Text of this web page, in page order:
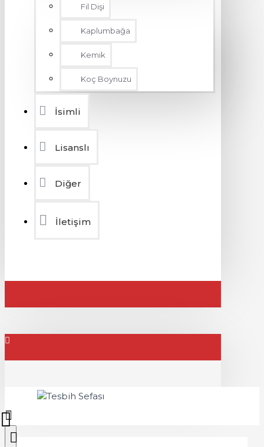
Fil Dişi
Kaplumbağa
Kemik
Koç Boynuzu
İsimli
Lisanslı
Diğer
İletişim